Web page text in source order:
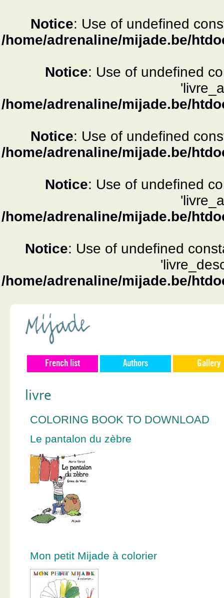
Notice: Use of undefined
/home/adrenaline/mijade.be/
Notice: Use of undefined
/home/adrenaline/mijade.be/
Notice: Use of undefined
/home/adrenaline/mijade.be/
Notice: Use of undefined
/home/adrenaline/mijade.be/
Notice: Use of undefined
/home/adrenaline/mijade.be/
French list Authors Gallery
livre
COLORING BOOK TO DOWNLOAD
Le pantalon du zèbre
Mon petit Mijade à colorier